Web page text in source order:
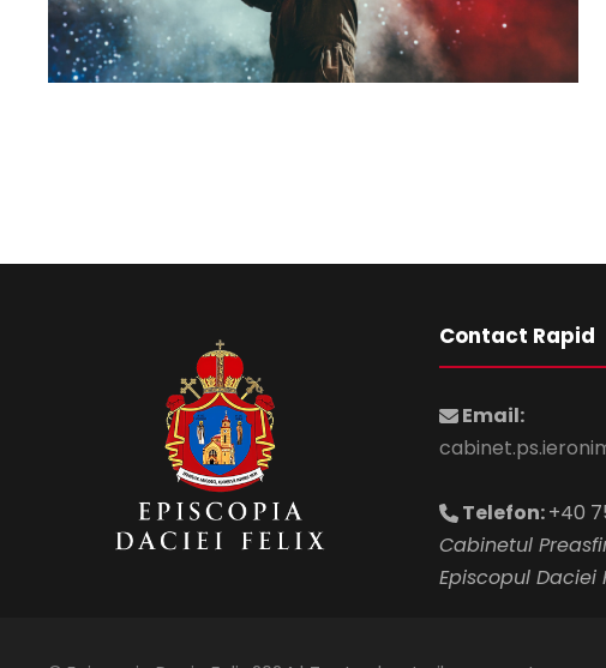
Contact Rapid
Email:
Telefon:+40
Cabinetul
Episcopul Daciei